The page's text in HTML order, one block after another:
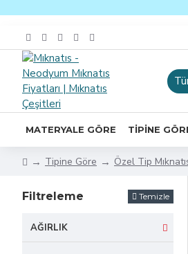
MATERYALE GÖRE TIPINE
Tipine Göre Özel Tip
Filtreleme Temizle
AĞIRLIK